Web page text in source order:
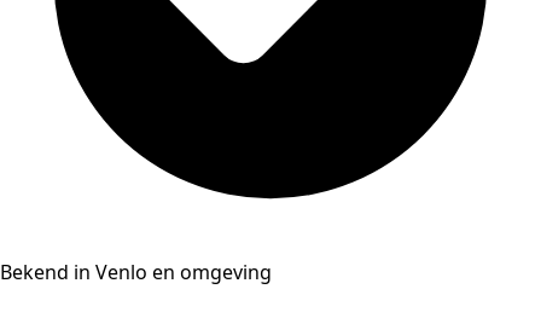
Bekend in Venlo en omgeving